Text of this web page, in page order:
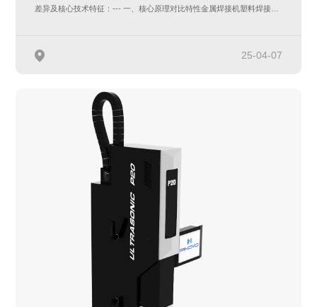
差异及核心技术特征：--- 一、核心原理对比特性金属焊接机塑料焊接机
25-04-07